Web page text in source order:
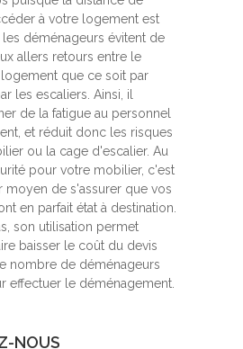
à votre logement est
les déménageurs évitent de
allers retours entre le
que ce soit par
les escaliers. Ainsi, il
de la fatigue au personnel
et réduit donc les risques
ou la cage d'escalier. Au
pour votre mobilier, c'est
moyen de s'assurer que vos
en parfait état à destination.
son utilisation permet
baisser le coût du devis
nombre de déménageurs
effectuer le déménagement.
NOUS